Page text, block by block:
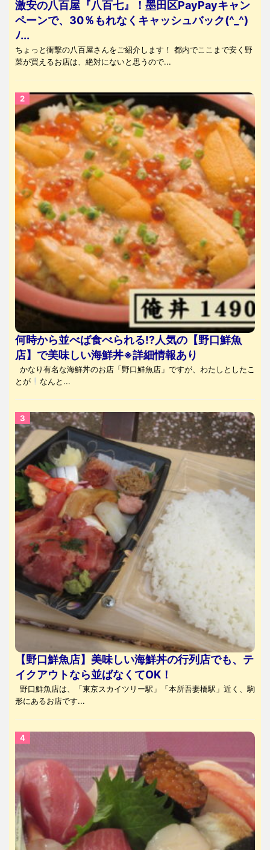
激安の八百屋『八百七』！墨田区PayPayキャン
ペーンで、30％もれなくキャッシュバック(^_^)
ﾉ...
ちょっと衝撃の八百屋さんをご紹介します！ 都内でここまで安く野
菜が買えるお店は、絶対にないと思うので...
何時から並べば食べられる⁉人気の【野口鮮魚
店】で美味しい海鮮丼※詳細情報あり
かなり有名な海鮮丼のお店「野口鮮魚店」ですが、わたしとしたこ
とが
なんと...
【野口鮮魚店】美味しい海鮮丼の行列店でも、テ
イクアウトなら並ばなくてOK！
野口鮮魚店は、「東京スカイツリー駅」「本所吾妻橋駅」近く、駒
形にあるお店です...